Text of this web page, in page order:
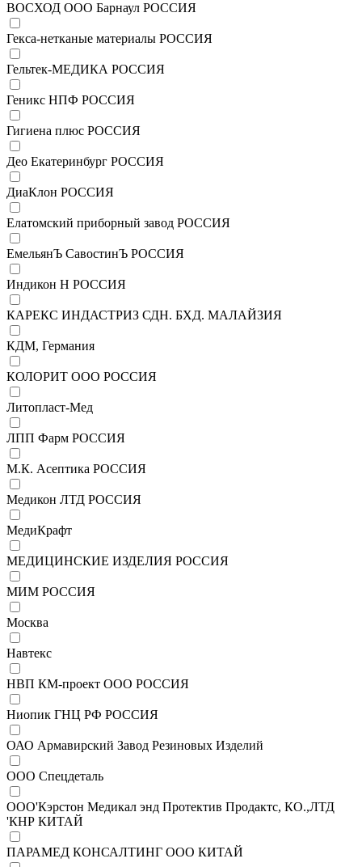
ВОСХОД ООО Барнаул РОССИЯ
Гекса-нетканые материалы РОССИЯ
Гельтек-МЕДИКА РОССИЯ
Геникс НПФ РОССИЯ
Гигиена плюс РОССИЯ
Део Екатеринбург РОССИЯ
ДиаКлон РОССИЯ
Елатомский приборный завод РОССИЯ
ЕмельянЪ СавостинЪ РОССИЯ
Индикон Н РОССИЯ
КАРЕКС ИНДАСТРИЗ СДН. БХД. МАЛАЙЗИЯ
КДМ, Германия
КОЛОРИТ ООО РОССИЯ
Литопласт-Мед
ЛПП Фарм РОССИЯ
М.К. Асептика РОССИЯ
Медикон ЛТД РОССИЯ
МедиКрафт
МЕДИЦИНСКИЕ ИЗДЕЛИЯ РОССИЯ
МИМ РОССИЯ
Москва
Навтекс
НВП КМ-проект ООО РОССИЯ
Ниопик ГНЦ РФ РОССИЯ
ОАО Армавирский Завод Резиновых Изделий
ООО Спецдеталь
ООО'Кэрстон Медикал энд Протектив Продактс, КО.,ЛТД
'КНР КИТАЙ
ПАРАМЕД КОНСАЛТИНГ ООО КИТАЙ